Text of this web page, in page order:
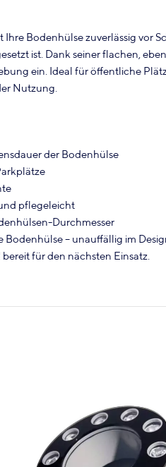
Bodenhülse zuverlässig vor
ist. Dank seiner flachen,
ein. Ideal für öffentliche
Nutzung.
der Bodenhülse
pflegeleicht
Durchmesser
– unauffällig im
für den nächsten Einsatz.